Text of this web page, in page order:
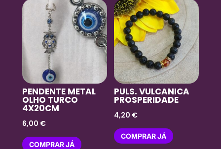
PENDENTE METAL
OLHO TURCO
4X20CM
6,00 €
COMPRAR JÁ
PULS. VULCANICA
PROSPERIDADE
4,20 €
COMPRAR JÁ